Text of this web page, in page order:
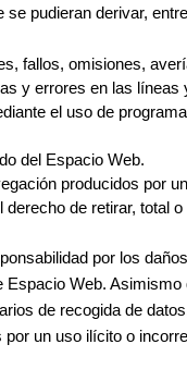
pudieran derivar,
fallos, omisiones,
y errores en las
el uso de
del Espacio Web.
producidos por
de retirar, total
por los
Web.
de recogida de
un uso ilícito o